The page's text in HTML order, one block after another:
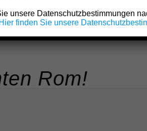
Rom!
unsere Datenschutzbestimmungen
Hier finden Sie unsere